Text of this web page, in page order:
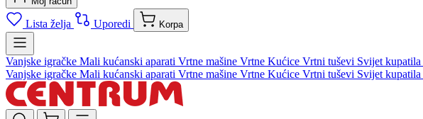
Lista želja Uporedi Korpa
Vanjske igračke Mali kućanski aparati Vrtne mašine Vrtne Kućice Vrtni tuševi Svijet kupatila
Vanjske igračke Mali kućanski aparati Vrtne mašine Vrtne Kućice Vrtni tuševi Svijet kupatila